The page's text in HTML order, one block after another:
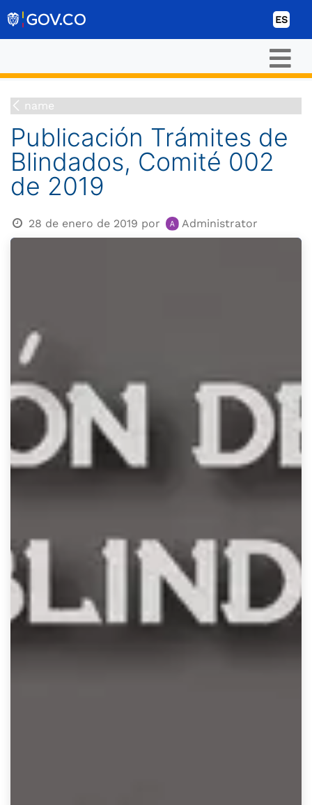
ES
name
Publicación Trámites de
Blindados, Comité 002
de 2019
28 de enero de 2019 por Administrator